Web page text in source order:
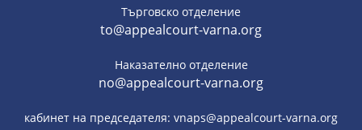
Търговско отделение
to@appealcourt-varna.org
Наказателно отделение
no@appealcourt-varna.org
кабинет на председателя: vnaps@appealcourt-varna.org